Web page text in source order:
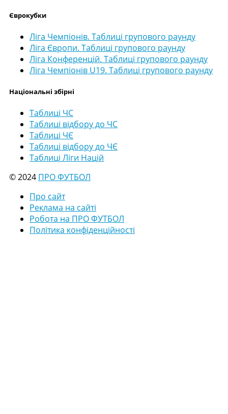
Єврокубки
Ліга Чемпіонів. Таблиці групового раунду
Ліга Європи. Таблиці групового раунду
Ліга Конференцій. Таблиці групового раунду
Ліга Чемпіонів U19. Таблиці групового раунду
Національні збірні
Таблиці ЧС
Таблиці відбору до ЧС
Таблиці ЧЄ
Таблиці відбору до ЧЄ
Таблиці Ліги Націй
© 2024 ПРО ФУТБОЛ
Про сайт
Реклама на сайті
Робота на ПРО ФУТБОЛ
Політика конфіденційності